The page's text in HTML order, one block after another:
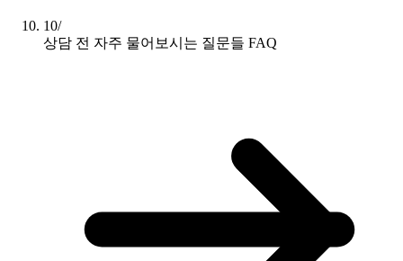
10/
상담 전 자주 물어보시는 질문들 FAQ